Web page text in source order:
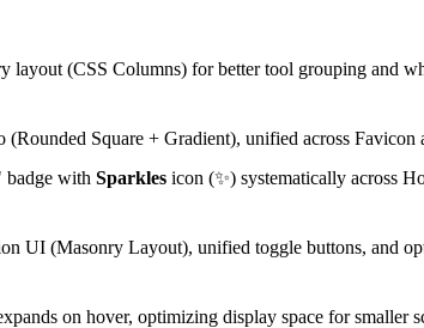
layout (CSS Columns) for better tool grouping and
Square + Gradient), unified across Favicon
with Sparkles icon (✨) systematically across
UI (Masonry Layout), unified toggle buttons, and
on hover, optimizing display space for smaller